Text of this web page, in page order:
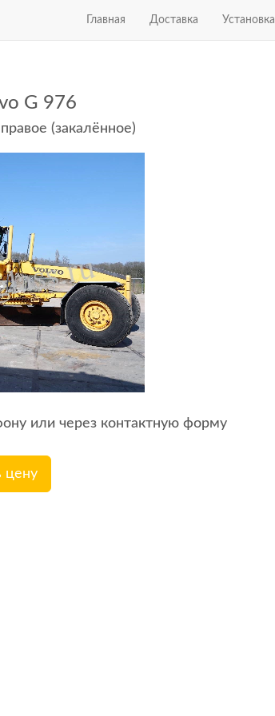
Главная Доставка Установка
G 976
(закалённое)
или через контактную форму
цену